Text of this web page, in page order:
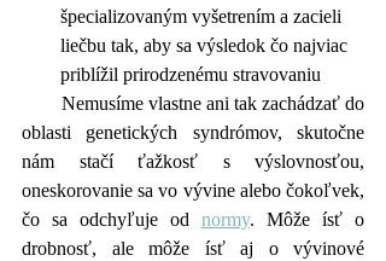
špecializovaným vyšetrením a zacieli
liečbu tak, aby sa výsledok čo najviac
priblížil prirodzenému stravovaniu
oblasti genetických syndrómov, skutočne
nám stačí ťažkosť s výslovnosťou,
oneskorovanie sa vo vývine alebo čokoľvek,
čo sa odchyľuje od normy. Môže ísť o
drobnosť, ale môže ísť aj o vývinové